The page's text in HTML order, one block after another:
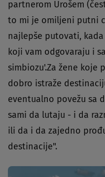
partnerom Urošem
to mi je omiljeni putni
najlepše putovati,
koji vam odgovaraju i
simbiozu'.Za žene koje
dobro istraže
eventualno povežu sa
sami da lutaju - i da
ili da i da zajedno
destinacije".